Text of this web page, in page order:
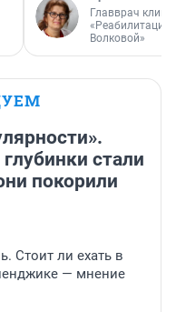
Главврач
«Реабилитация
Волковой»
стали
покорили
Стоит ли ехать в
— мнение